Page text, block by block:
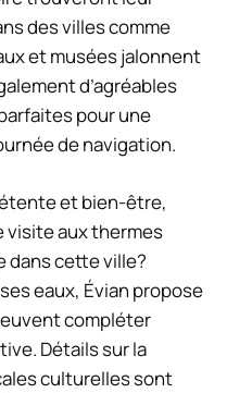
des villes comme
et musées jalonnent
d’agréables
pour une
de navigation.
et bien-être,
visite aux thermes
dans cette ville?
eaux, Évian propose
compléter
Détails sur la
culturelles sont